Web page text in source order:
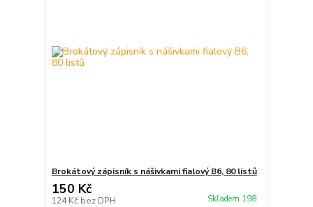
Brokátový zápisník s nášivkami fialový B6, 80 listů
150 Kč
124 Kč bez DPH Skladem 198